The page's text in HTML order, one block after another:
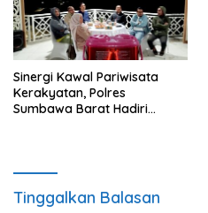
Sinergi Kawal Pariwisata
Kerakyatan, Polres
Sumbawa Barat Hadiri
Suntuk”
Tinggalkan Balasan